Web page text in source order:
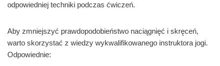
odpowiedniej techniki podczas ćwiczeń.
Aby zmniejszyć prawdopodobieństwo naciągnięć i skręceń,
warto skorzystać z wiedzy wykwalifikowanego instruktora jogi.
Odpowiednie: